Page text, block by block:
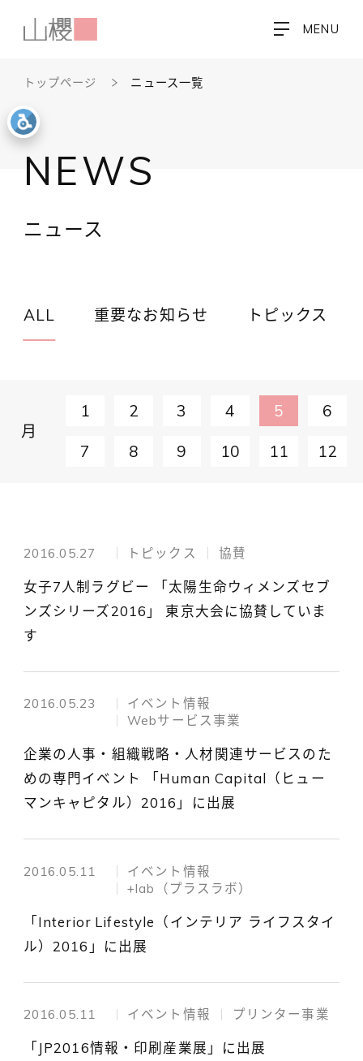
MENU
トップページ ニュース一覧
NEWS
ニュース
ALL 重要なお知らせ トピックス
月
1 2 3 4 5 6
7 8 9 10 11 12
2016.05.27 トピックス 協賛
女子7人制ラグビー 「太陽生命ウィメンズセブ
ンズシリーズ2016」 東京大会に協賛していま
す
2016.05.23
イベント情報
Webサービス事業
企業の人事・組織戦略・人材関連サービスのた
めの専門イベント 「Human Capital（ヒュー
マンキャピタル）2016」に出展
2016.05.11
イベント情報
+lab（プラスラボ）
「Interior Lifestyle（インテリア ライフスタイ
ル）2016」に出展
2016.05.11 イベント情報 プリンター事業
「JP2016情報・印刷産業展」に出展